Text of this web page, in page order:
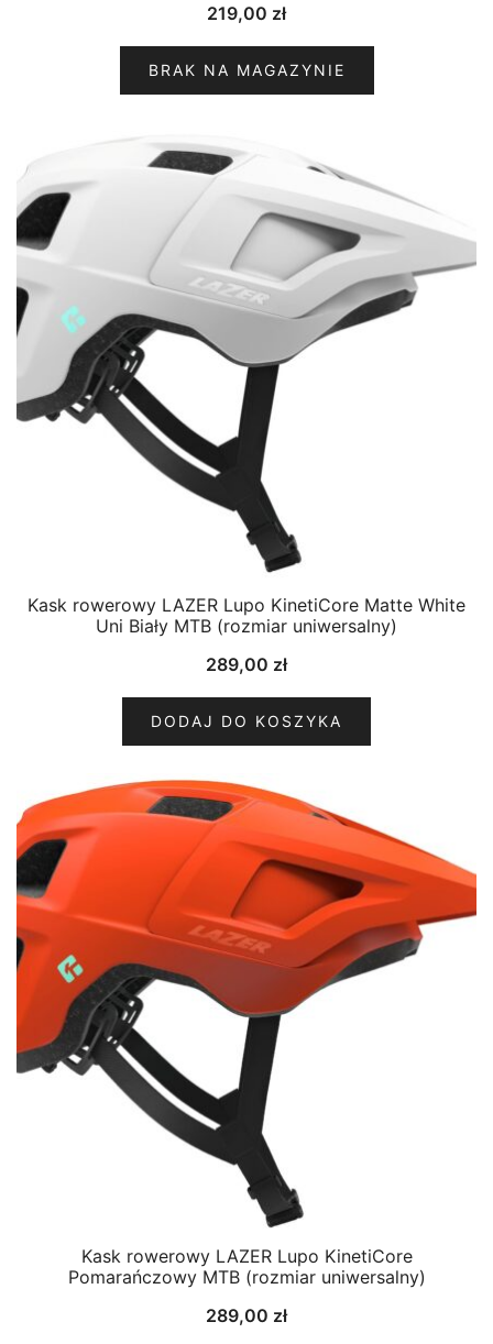
219,00 zł
BRAK NA MAGAZYNIE
Kask rowerowy LAZER Lupo KinetiCore Matte White
Uni Biały MTB (rozmiar uniwersalny)
289,00 zł
DODAJ DO KOSZYKA
Kask rowerowy LAZER Lupo KinetiCore
Pomarańczowy MTB (rozmiar uniwersalny)
289,00 zł